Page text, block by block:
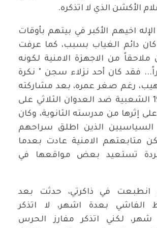
الأكشن الذي لا اتذكره.
اخيهم الأكبر في بيتهم بأوقات
دائم الغياب بسبب، كما عرفت
ملاحقاً من الاجهزة الامنية لكونه
فقد كان أحد نزلاء سجن " نكرة
رغم صغر عمره، بعد مشاركته
بانتفاضة 1956 الشعبية ضد العدوان الثلاثي على
إثرها من مدرسته الثانوية، وكان
الذين اطلق سراحهم
متابعتهم الامنية عادت بعدما
تستعيد بعض مواقعها في
انطبعت في ذاكرتي، حدثت بعد
الفاشي بعدة اشهر، لا اتذكر
لكني اتذكر مفارز الحرس